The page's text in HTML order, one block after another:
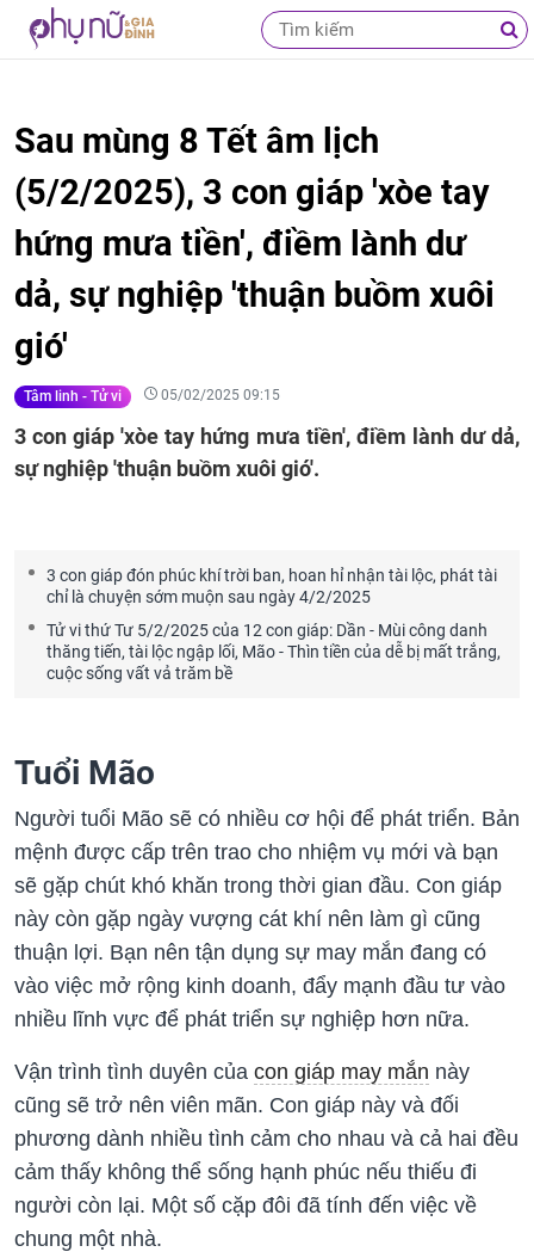
Sau mùng 8 Tết âm lịch
(5/2/2025), 3 con giáp 'xòe tay
hứng mưa tiền', điềm lành dư
dả, sự nghiệp 'thuận buồm xuôi
gió'
Tâm linh - Tử vi 05/02/2025 09:15
3 con giáp 'xòe tay hứng mưa tiền', điềm lành dư dả,
sự nghiệp 'thuận buồm xuôi gió'.
3 con giáp đón phúc khí trời ban, hoan hỉ nhận tài lộc, phát tài
chỉ là chuyện sớm muộn sau ngày 4/2/2025
Tử vi thứ Tư 5/2/2025 của 12 con giáp: Dần - Mùi công danh
thăng tiến, tài lộc ngập lối, Mão - Thìn tiền của dễ bị mất trắng,
cuộc sống vất vả trăm bề
Tuổi Mão
Người tuổi Mão sẽ có nhiều cơ hội để phát triển. Bản
mệnh được cấp trên trao cho nhiệm vụ mới và bạn
sẽ gặp chút khó khăn trong thời gian đầu. Con giáp
này còn gặp ngày vượng cát khí nên làm gì cũng
thuận lợi. Bạn nên tận dụng sự may mắn đang có
vào việc mở rộng kinh doanh, đẩy mạnh đầu tư vào
nhiều lĩnh vực để phát triển sự nghiệp hơn nữa.
Vận trình tình duyên của con giáp may mắn này
cũng sẽ trở nên viên mãn. Con giáp này và đối
phương dành nhiều tình cảm cho nhau và cả hai đều
cảm thấy không thể sống hạnh phúc nếu thiếu đi
người còn lại. Một số cặp đôi đã tính đến việc về
chung một nhà.